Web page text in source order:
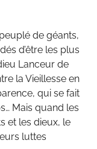
de géants,
d’être les plus
Lanceur de
la Vieillesse en
qui se fait
Mais quand les
et les dieux, le
luttes